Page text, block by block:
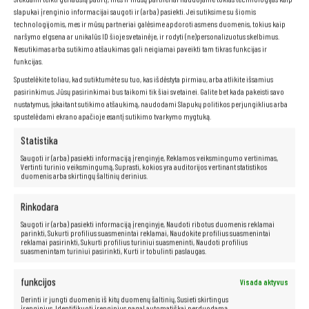
slapukai įrenginio informacijai saugoti ir (arba) pasiekti. Jei sutiksime su šiomis
technologijomis, mes ir mūsų partneriai galėsime apdoroti asmens duomenis, tokius kaip
naršymo elgsena ar unikalūs ID šioje svetainėje, ir rodyti (ne)personalizuotus skelbimus.
Nesutikimas arba sutikimo atšaukimas gali neigiamai paveikti tam tikras funkcijas ir
funkcijas.
Spustelėkite toliau, kad sutiktumėte su tuo, kas išdėstyta pirmiau, arba atlikite išsamius
pasirinkimus. Jūsų pasirinkimai bus taikomi tik šiai svetainei. Galite bet kada pakeisti savo
nustatymus, įskaitant sutikimo atšaukimą, naudodami Slapukų politikos perjungiklius arba
spustelėdami ekrano apačioje esantį sutikimo tvarkymo mygtuką.
Statistika
Saugoti ir (arba) pasiekti informaciją įrenginyje, Reklamos veiksmingumo vertinimas,
Vertinti turinio veiksmingumą, Suprasti, kokios yra auditorijos vertinant statistikos
duomenis arba skirtingų šaltinių derinius.
Rinkodara
Saugoti ir (arba) pasiekti informaciją įrenginyje, Naudoti ribotus duomenis reklamai
parinkti, Sukurti profilius suasmenintai reklamai, Naudokite profilius suasmenintai
reklamai pasirinkti, Sukurti profilius turiniui suasmeninti, Naudoti profilius
suasmenintam turiniui pasirinkti, Kurti ir tobulinti paslaugas.
funkcijos
Visada aktyvus
Derinti ir jungti duomenis iš kitų duomenų šaltinių, Susieti skirtingus
Neribotos multimedijos galimybės –
jūsų rankose!
Kompiuteris taip pat idealiai tinka visoms multimedijos programoms.
Be vargo transliuokite filmus ir muziką geriausia kokybe iš tokių
platformų kaip „Netflix“, „HBO“, „Amazon“, „YouTube“, „Spotify“ ir
„Facebook“.